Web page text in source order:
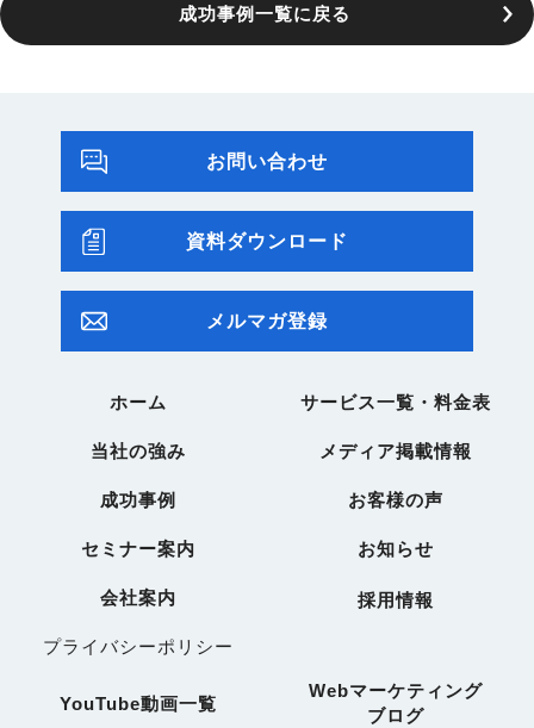
成功事例一覧に戻る
お問い合わせ
資料ダウンロード
メルマガ登録
ホーム サービス一覧・料金表
当社の強み メディア掲載情報
成功事例 お客様の声
セミナー案内 お知らせ
会社案内 採用情報
プライバシーポリシー
YouTube動画一覧
Webマーケティング
ブログ